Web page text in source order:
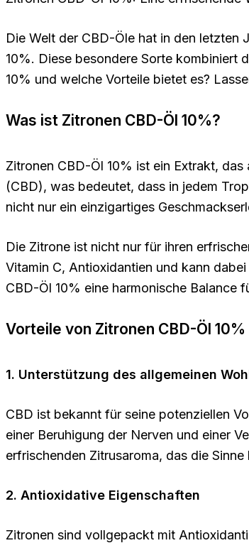
Die Welt der CBD-Öle hat in den letzten
10%. Diese besondere Sorte kombiniert
10% und welche Vorteile bietet es?
Was ist Zitronen CBD-Öl 10%?
Zitronen CBD-Öl 10% ist ein Extrakt,
(CBD), was bedeutet, dass in jedem
nicht nur ein einzigartiges
Die Zitrone ist nicht nur für ihren
Vitamin C, Antioxidantien und kann
CBD-Öl 10% eine harmonische Balance
Vorteile von Zitronen CBD-Öl 10%
1. Unterstützung des allgemeinen
CBD ist bekannt für seine potenziellen
einer Beruhigung der Nerven und einer
erfrischenden Zitrusaroma, das die Sinne
2. Antioxidative Eigenschaften
Zitronen sind vollgepackt mit